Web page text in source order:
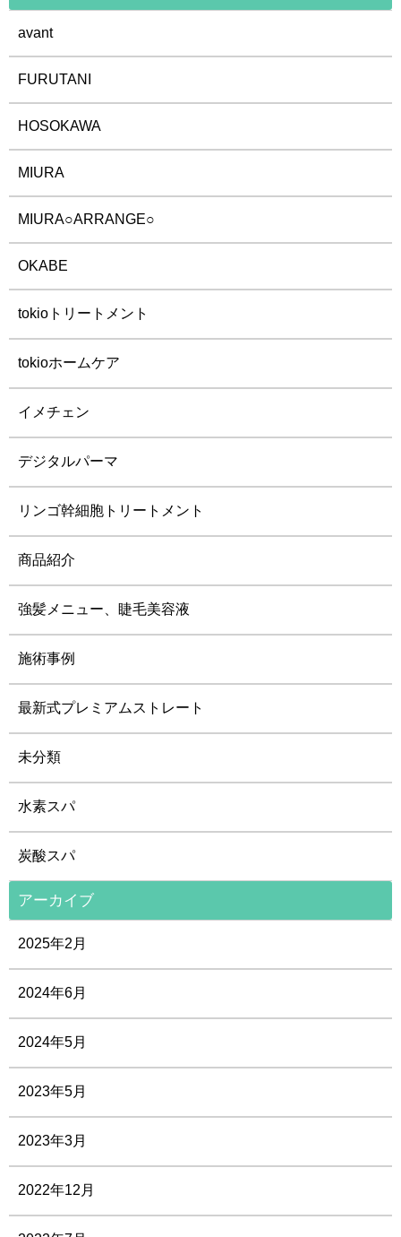
avant
FURUTANI
HOSOKAWA
MIURA
MIURA○ARRANGE○
OKABE
tokioトリートメント
tokioホームケア
イメチェン
デジタルパーマ
リンゴ幹細胞トリートメント
商品紹介
強髪メニュー、睫毛美容液
施術事例
最新式プレミアムストレート
未分類
水素スパ
炭酸スパ
アーカイブ
2025年2月
2024年6月
2024年5月
2023年5月
2023年3月
2022年12月